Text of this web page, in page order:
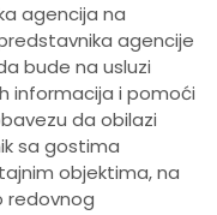
agencija na
agencije
bude na usluzi
informacija i pomoći
da obilazi
sa gostima
objektima, na
redovnog